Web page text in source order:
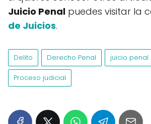
Juicio Penal puedes visitar la
de Juicios.
Delito Derecho Penal juicio penal
Proceso judicial